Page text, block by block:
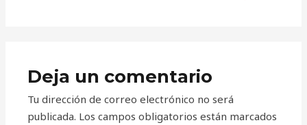
Deja un comentario
Tu dirección de correo electrónico no será
publicada. Los campos obligatorios están marcados